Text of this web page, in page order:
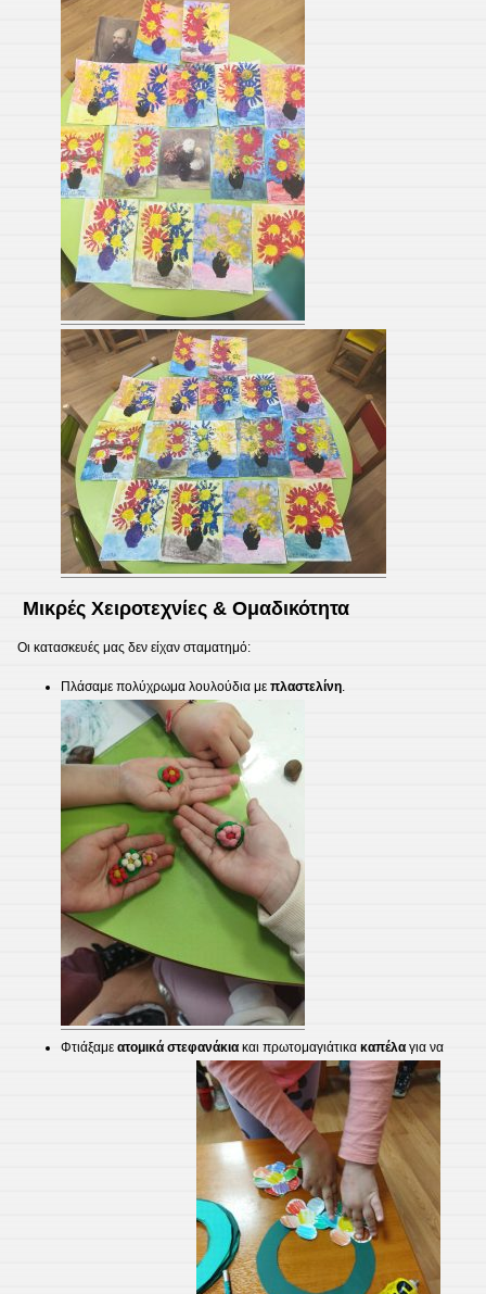
Μικρές Χειροτεχνίες & Ομαδικότητα
​Οι κατασκευές μας δεν είχαν σταματημό:
​Πλάσαμε πολύχρωμα λουλούδια με πλαστελίνη.
​Φτιάξαμε ατομικά στεφανάκια και πρωτομαγιάτικα καπέλα για να